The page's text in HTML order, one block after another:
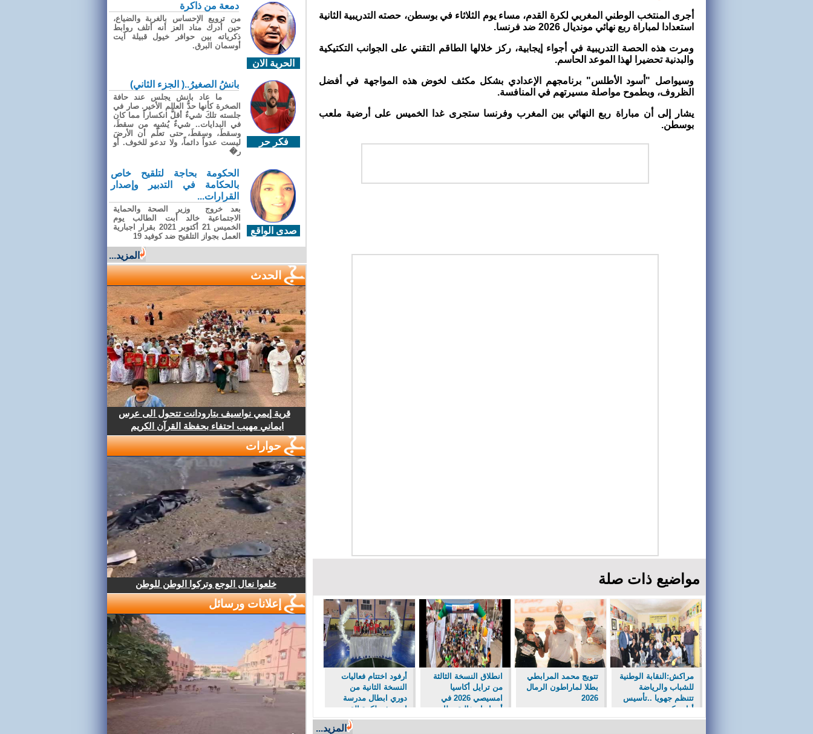
أجرى المنتخب الوطني المغربي لكرة القدم، مساء يوم الثلاثاء في بوسطن، حصته التدريبية الثانية
استعدادا لمباراة ربع نهائي مونديال 2026 ضد فرنسا.
ومرت هذه الحصة التدريبية في أجواء إيجابية، ركز خلالها الطاقم التقني على الجوانب التكتيكية
والبدنية تحضيرا لهذا الموعد الحاسم.
وسيواصل "أسود الأطلس" برنامجهم الإعدادي بشكل مكثف لخوض هذه المواجهة في أفضل
الظروف، وبطموح مواصلة مسيرتهم في المنافسة.
يشار إلى أن مباراة ربع النهائي بين المغرب وفرنسا ستجرى غدا الخميس على أرضية ملعب
بوسطن.
مواضيع ذات صلة
مراكش:النقابة الوطنية
للشباب والرياضة
تتنظم جهويا ..تأسيس
أول مكتب جهوي ..
تتويج محمد المرابطي
بطلا لماراطون الرمال
2026
انطلاق النسخة الثالثة
من ترايل أكاسيا
امسيصي 2026 في
أجواء احتفالية بطابع
رياضي وتراثي
أرفود اختتام فعاليات
النسخة الثانية من
دوري ابطال مدرسة
ابن رشد لكرة القدم
المصغرة
المزيد...
الحرية الان
دمعة من ذاكرة
من ترويع الإحساس بالغربة والضياع،
حين أدرك مناد العز أنه أتلف روابط
ذكرياته بين حوافر خيول قبيلة آيت
أوسمان البرق.
فكر حر
بانشُ الصغيرُ..( الجزء الثاني)
ما عاد بانش يجلس عند حافة
الصخرة كأنها حدُّ العالم الأخير. صار في
جلسته تلكَ شيءٌ أقلُّ انكساراً مما كان
في البدايات.. شيءٌ يُشبِه من سقطَ،
وسقطَ، وسقطَ، حتى تعلّم أن الأرضَ
ليست عدواً دائماً، ولا تدعو للخوف. أو
ر�
صدى الواقع
الحكومة بحاجة لتلقيح خاص
بالحكامة في التدبير وإصدار
القرارات...
بعد خروج وزير الصحة والحماية
الاجتماعية خالد أبت الطالب يوم
الخميس 21 أكتوبر 2021 بقرار اجبارية
العمل بجواز التلقيح ضد كوفيد 19
المزيد...
الحدث
قرية إيمي نواسيف بتارودانت تتحول الى عرس
ايماني مهيب احتفاء بحفظة القرآن الكريم
حوارات
خلعوا نعال الوجع وتركوا الوطن للوطن
إعلانات ورسائل